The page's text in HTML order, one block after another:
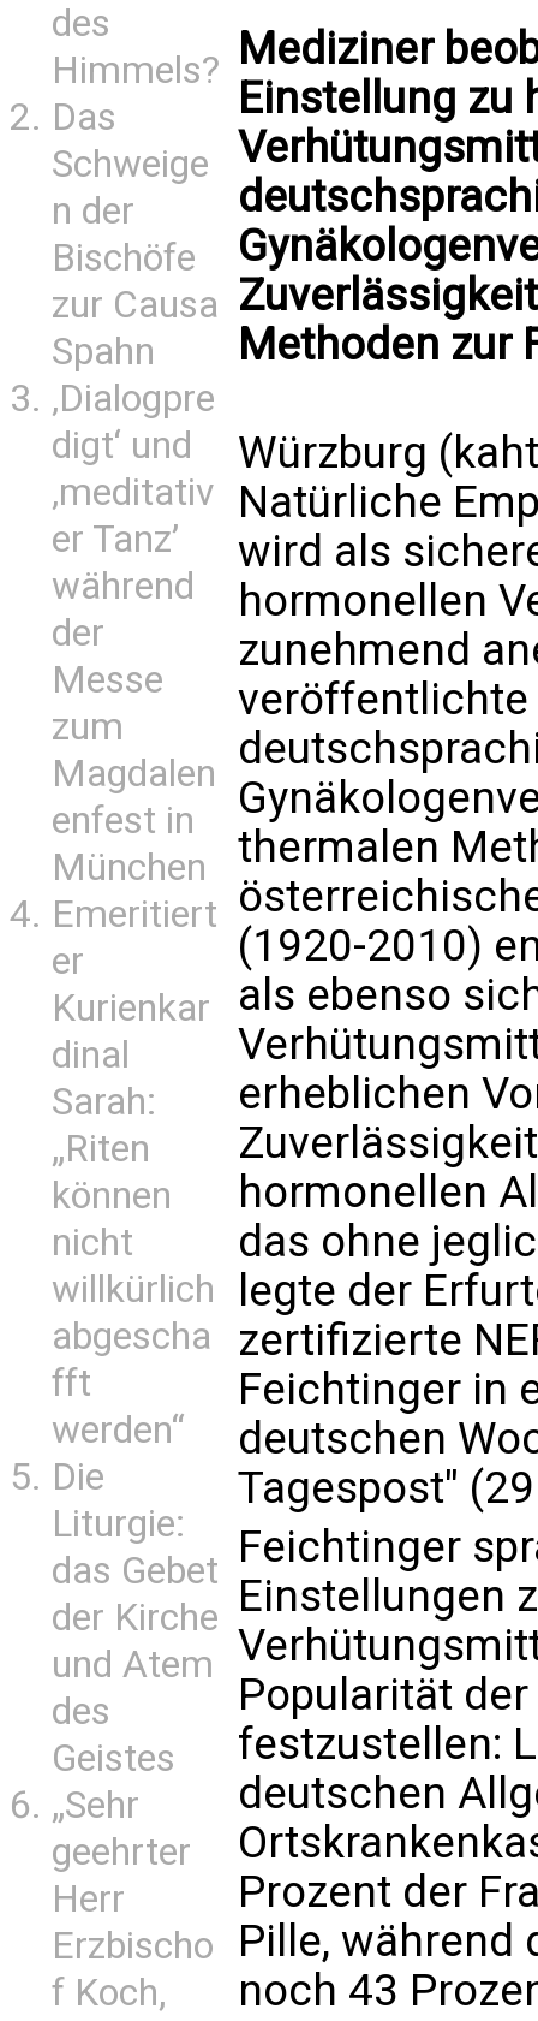
des
Himmels?
Das
Schweige
n der
Bischöfe
zur Causa
Spahn
‚Dialogpre
digt‘ und
‚meditativ
er Tanz’
während
der
Messe
zum
Magdalen
enfest in
München
Emeritiert
er
Kurienkar
dinal
Sarah:
„Riten
können
nicht
willkürlich
abgescha
fft
werden“
Die
Liturgie:
das Gebet
der Kirche
und Atem
des
Geistes
„Sehr
geehrter
Herr
Erzbischo
f Koch,
Mediziner
Einstellung zu
Methoden zur
Würzburg
Natürliche
wird als
hormonellen
zunehmend
veröffentlichte
thermalen
(1920-2010)
als ebenso
erheblichen
hormonellen
das ohne
legte der
zertifizierte
Feichtinger in
deutschen
Tagespost"
Feichtinger
Einstellungen
Popularität
festzustellen:
deutschen
Prozent der
Pille, während
noch 43